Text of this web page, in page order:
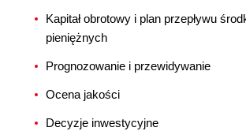
Kapitał obrotowy i plan przepływu
pieniężnych
Prognozowanie i przewidywanie
Ocena jakości
Decyzje inwestycyjne